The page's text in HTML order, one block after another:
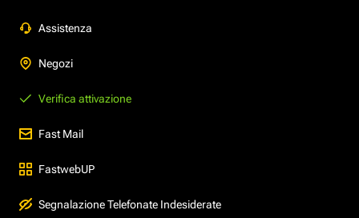
Assistenza
Negozi
Verifica attivazione
Fast Mail
FastwebUP
Segnalazione Telefonate Indesiderate